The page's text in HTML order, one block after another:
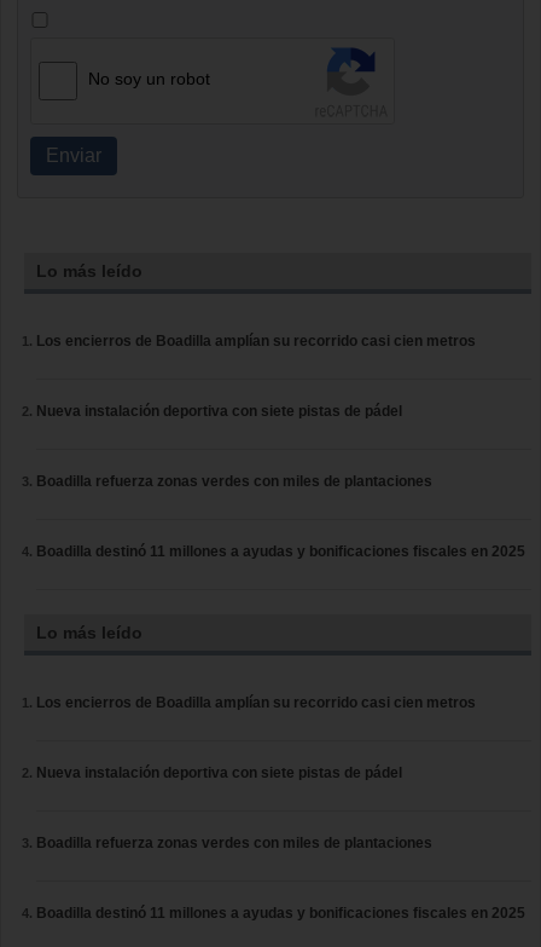
No soy un robot
Enviar
Lo más leído
Los encierros de Boadilla amplían su recorrido casi cien metros
Nueva instalación deportiva con siete pistas de pádel
Boadilla refuerza zonas verdes con miles de plantaciones
Boadilla destinó 11 millones a ayudas y bonificaciones fiscales en 2025
Lo más leído
Los encierros de Boadilla amplían su recorrido casi cien metros
Nueva instalación deportiva con siete pistas de pádel
Boadilla refuerza zonas verdes con miles de plantaciones
Boadilla destinó 11 millones a ayudas y bonificaciones fiscales en 2025